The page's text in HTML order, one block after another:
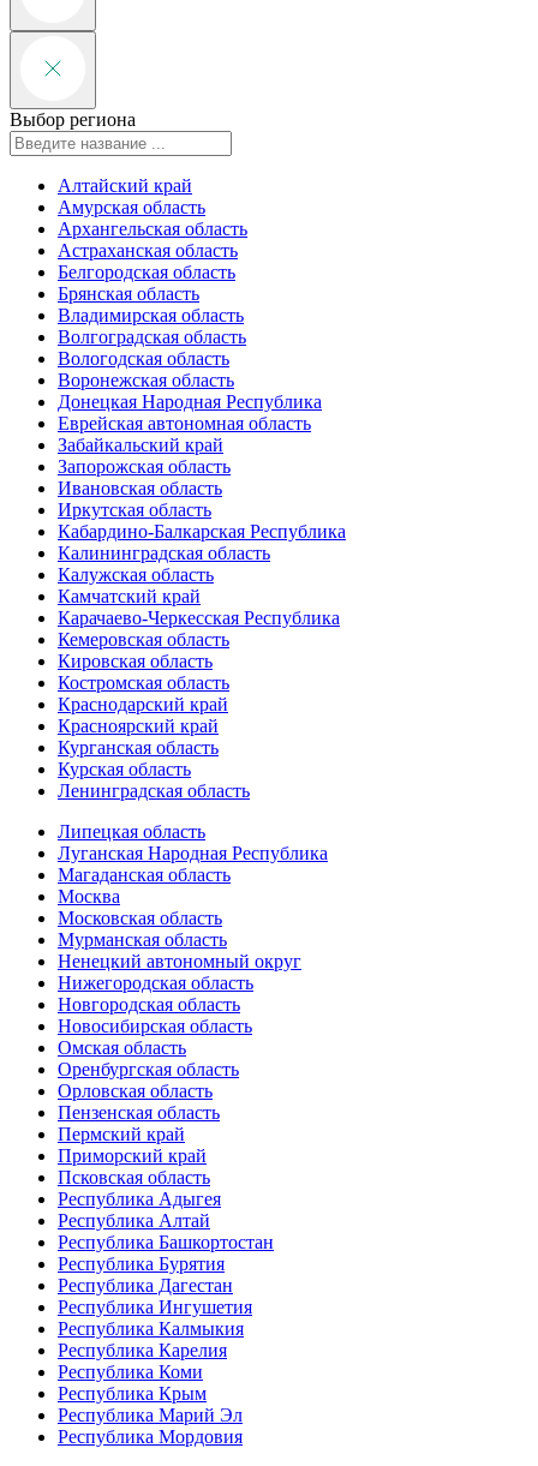
Выбор региона
Алтайский край
Амурская область
Архангельская область
Астраханская область
Белгородская область
Брянская область
Владимирская область
Волгоградская область
Вологодская область
Воронежская область
Донецкая Народная Республика
Еврейская автономная область
Забайкальский край
Запорожская область
Ивановская область
Иркутская область
Кабардино-Балкарская Республика
Калининградская область
Калужская область
Камчатский край
Карачаево-Черкесская Республика
Кемеровская область
Кировская область
Костромская область
Краснодарский край
Красноярский край
Курганская область
Курская область
Ленинградская область
Липецкая область
Луганская Народная Республика
Магаданская область
Москва
Московская область
Мурманская область
Ненецкий автономный округ
Нижегородская область
Новгородская область
Новосибирская область
Омская область
Оренбургская область
Орловская область
Пензенская область
Пермский край
Приморский край
Псковская область
Республика Адыгея
Республика Алтай
Республика Башкортостан
Республика Бурятия
Республика Дагестан
Республика Ингушетия
Республика Калмыкия
Республика Карелия
Республика Коми
Республика Крым
Республика Марий Эл
Республика Мордовия